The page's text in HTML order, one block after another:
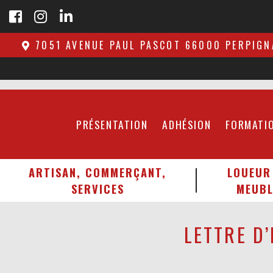
7051 AVENUE PAUL PASCOT 66000
PRÉSENTATION ADHÉSION
ARTISAN, COMMERÇANT,
SERVICES
LETTRE